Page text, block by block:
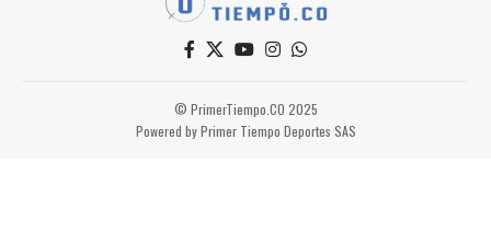
© PrimerTiempo.CO 2025
Powered by Primer Tiempo Deportes SAS